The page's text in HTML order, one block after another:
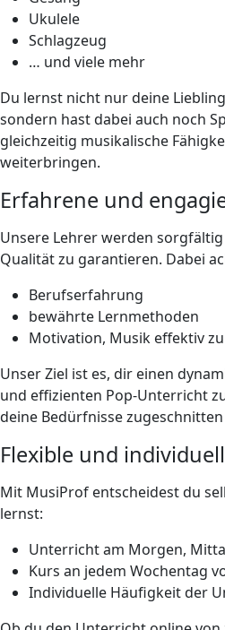
Ukulele
Schlagzeug
… und viele mehr
Du lernst nicht nur deine
sondern hast dabei auch noch
gleichzeitig musikalische
weiterbringen.
Erfahrene und
Unsere Lehrer werden
Qualität zu garantieren. Dabei
Berufserfahrung
bewährte Lernmethoden
Motivation, Musik effektiv
Unser Ziel ist es, dir einen
und effizienten Pop-Unterricht
deine Bedürfnisse
Flexible und
Mit MusiProf entscheidest du
lernst:
Unterricht am Morgen,
Kurs an jedem Wochentag
Individuelle Häufigkeit der